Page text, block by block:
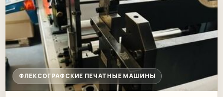
ФЛЕКСОГРАФСКИЕ ПЕЧАТНЫЕ МАШИНЫ